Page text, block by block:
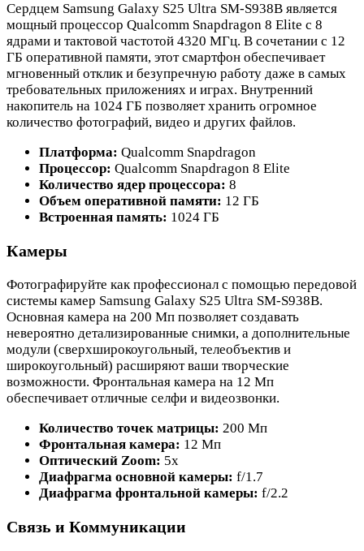
Сердцем Samsung Galaxy S25 Ultra SM-S938B является
мощный процессор Qualcomm Snapdragon 8 Elite с 8
ядрами и тактовой частотой 4320 МГц. В сочетании с 12
ГБ оперативной памяти, этот смартфон обеспечивает
мгновенный отклик и безупречную работу даже в самых
требовательных приложениях и играх. Внутренний
накопитель на 1024 ГБ позволяет хранить огромное
количество фотографий, видео и других файлов.
Платформа: Qualcomm Snapdragon
Процессор: Qualcomm Snapdragon 8 Elite
Количество ядер процессора: 8
Объем оперативной памяти: 12 ГБ
Встроенная память: 1024 ГБ
Камеры
Фотографируйте как профессионал с помощью передовой
системы камер Samsung Galaxy S25 Ultra SM-S938B.
Основная камера на 200 Мп позволяет создавать
невероятно детализированные снимки, а дополнительные
модули (сверхширокоугольный, телеобъектив и
широкоугольный) расширяют ваши творческие
возможности. Фронтальная камера на 12 Мп
обеспечивает отличные селфи и видеозвонки.
Количество точек матрицы: 200 Мп
Фронтальная камера: 12 Мп
Оптический Zoom: 5x
Диафрагма основной камеры: f/1.7
Диафрагма фронтальной камеры: f/2.2
Связь и Коммуникации